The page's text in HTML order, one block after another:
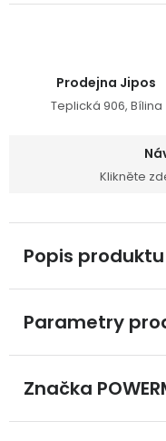
Prodejna Jipos
Teplická 906, Bílina
Klikněte
Popis produktu
Parametry
Značka